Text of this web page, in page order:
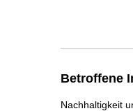
Betroffene
Nachhaltigkeit